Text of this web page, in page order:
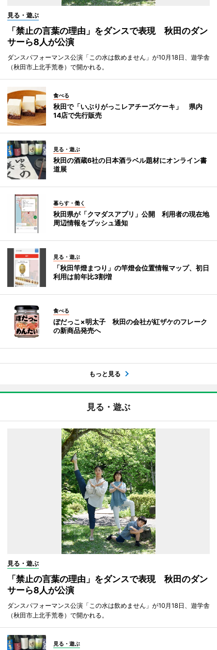
見る・遊ぶ
「禁止の言葉の理由」をダンスで表現 秋田のダン
サーら8人が公演
ダンスパフォーマンス公演「この水は飲めません」が10月18日、遊学舎
（秋田市上北手荒巻）で開かれる。
食べる
秋田で「いぶりがっこレアチーズケーキ」 県内
14店で先行販売
見る・遊ぶ
秋田の酒蔵6社の日本酒ラベル題材にオンライン書
道展
暮らす・働く
秋田県が「クマダスアプリ」公開 利用者の現在地
周辺情報をプッシュ通知
見る・遊ぶ
「秋田竿燈まつり」の竿燈会位置情報マップ、初日
利用は前年比3割増
食べる
ぼだっこ×明太子 秋田の会社が紅ザケのフレーク
の新商品発売へ
もっと見る
見る・遊ぶ
見る・遊ぶ
「禁止の言葉の理由」をダンスで表現 秋田のダン
サーら8人が公演
ダンスパフォーマンス公演「この水は飲めません」が10月18日、遊学舎
（秋田市上北手荒巻）で開かれる。
見る・遊ぶ